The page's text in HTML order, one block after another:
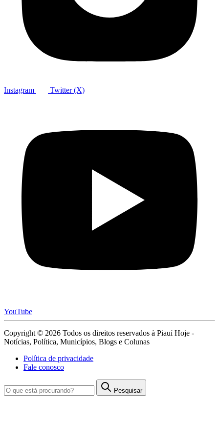
Instagram Twitter (X)
YouTube
Copyright © 2026 Todos os direitos reservados à Piauí Hoje -
Notícias, Política, Municípios, Blogs e Colunas
Política de privacidade
Fale conosco
Pesquisar